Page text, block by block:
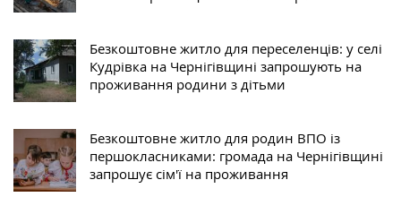
Безкоштовне житло для переселенців: у селі
Кудрівка на Чернігівщині запрошують на
проживання родини з дітьми
Безкоштовне житло для родин ВПО із
першокласниками: громада на Чернігівщині
запрошує сім'ї на проживання